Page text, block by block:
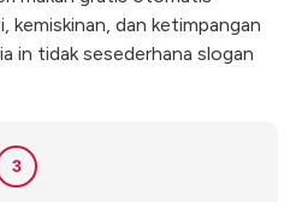
kemiskinan, dan ketimpangan
in tidak sesederhana slogan
3